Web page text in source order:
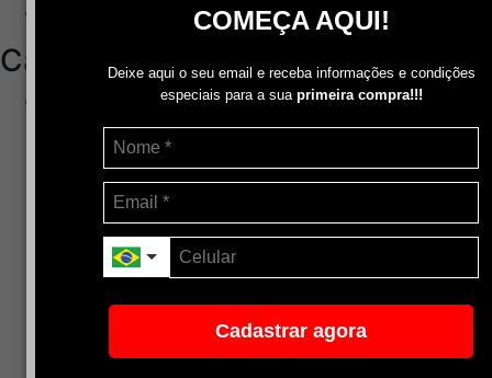
COMEÇA AQUI!
Deixe aqui o seu email e receba informações e condições
especiais para a sua primeira compra!!!
Cadastrar agora
Central de Atendimento
Categorias
Disco de Corte
Disco de Corte e Desbaste-Dupla Aplicação
Disco de Desbaste
Escovas de Aço
Escovas de Latão
Lixas
Pasta Para Assentar Válvula
Pedra de Afiar
Ponta Montada (Oxido de Alumínio)